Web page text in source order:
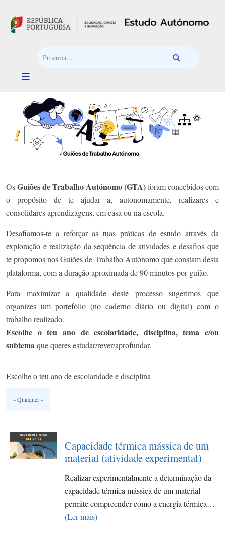
OsGuiões de Trabalho Autónomo (GTA)foram concebidos com
o propósito de te ajudar a, autonomamente, realizares e
consolidares aprendizagens, em casa ou na escola.
Desafiamos-te a reforçar as tuas práticas de estudo através da
exploração e realização da sequência de atividades e desafios que
te propomos nos Guiões de Trabalho Autónomo que constam desta
plataforma, com a duração aproximada de 90 minutos por guião.
Para maximizar a qualidade deste processo sugerimos que
organizes um portefólio (no caderno diário ou digital) com o
trabalho realizado.
Escolhe o teu ano de escolaridade, disciplina, tema e/ou
subtemaque queres estudar/rever/aprofundar.
Escolhe o teu ano de escolaridade e disciplina
Capacidade térmica mássica de um
material (atividade experimental)
Realizar experimentalmente a determinação da
capacidade térmica mássica de um material
permite compreender como a energia térmica…
(Ler mais)